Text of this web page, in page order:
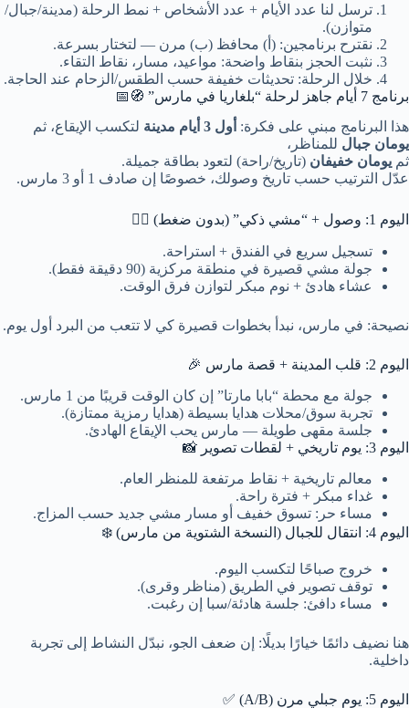
ترسل لنا عدد الأيام + عدد الأشخاص + نمط الرحلة (مدينة/جبال/
متوازن).
نقترح برنامجين: (أ) محافظ (ب) مرن — لتختار بسرعة.
نثبت الحجز بنقاط واضحة: مواعيد، مسار، نقاط التقاء.
خلال الرحلة: تحديثات خفيفة حسب الطقس/الزحام عند الحاجة.
برنامج 7 أيام جاهز لرحلة “بلغاريا في مارس” 🧭📅
هذا البرنامج مبني على فكرة: أول 3 أيام مدينة
لتكسب الإيقاع، ثم
يومان جبال للمناظر،
ثم يومان خفيفان (تاريخ/راحة) لتعود بطاقة جميلة.
عدّل الترتيب حسب تاريخ وصولك، خصوصًا إن صادف 1 أو 3 مارس.
اليوم 1: وصول + “مشي ذكي” (بدون ضغط) 🚶‍♂️
تسجيل سريع في الفندق + استراحة.
جولة مشي قصيرة في منطقة مركزية (90 دقيقة فقط).
عشاء هادئ + نوم مبكر لتوازن فرق الوقت.
نصيحة: في مارس، نبدأ بخطوات قصيرة كي لا تتعب من البرد أول يوم.
اليوم 2: قلب المدينة + قصة مارس 🎉
جولة مع محطة “بابا مارتا” إن كان الوقت قريبًا من 1 مارس.
تجربة سوق/محلات هدايا بسيطة (هدايا رمزية ممتازة).
جلسة مقهى طويلة — مارس يحب الإيقاع الهادئ.
اليوم 3: يوم تاريخي + لقطات تصوير 📸
معالم تاريخية + نقاط مرتفعة للمنظر العام.
غداء مبكر + فترة راحة.
مساء حر: تسوق خفيف أو مسار مشي جديد حسب المزاج.
اليوم 4: انتقال للجبال (النسخة الشتوية من مارس) ❄️
خروج صباحًا لتكسب اليوم.
توقف تصوير في الطريق (مناظر وقرى).
مساء دافئ: جلسة هادئة/سبا إن رغبت.
هنا نضيف دائمًا خيارًا بديلًا: إن ضعف الجو، نبدّل النشاط إلى تجربة
داخلية.
اليوم 5: يوم جبلي مرن (A/B) ✅